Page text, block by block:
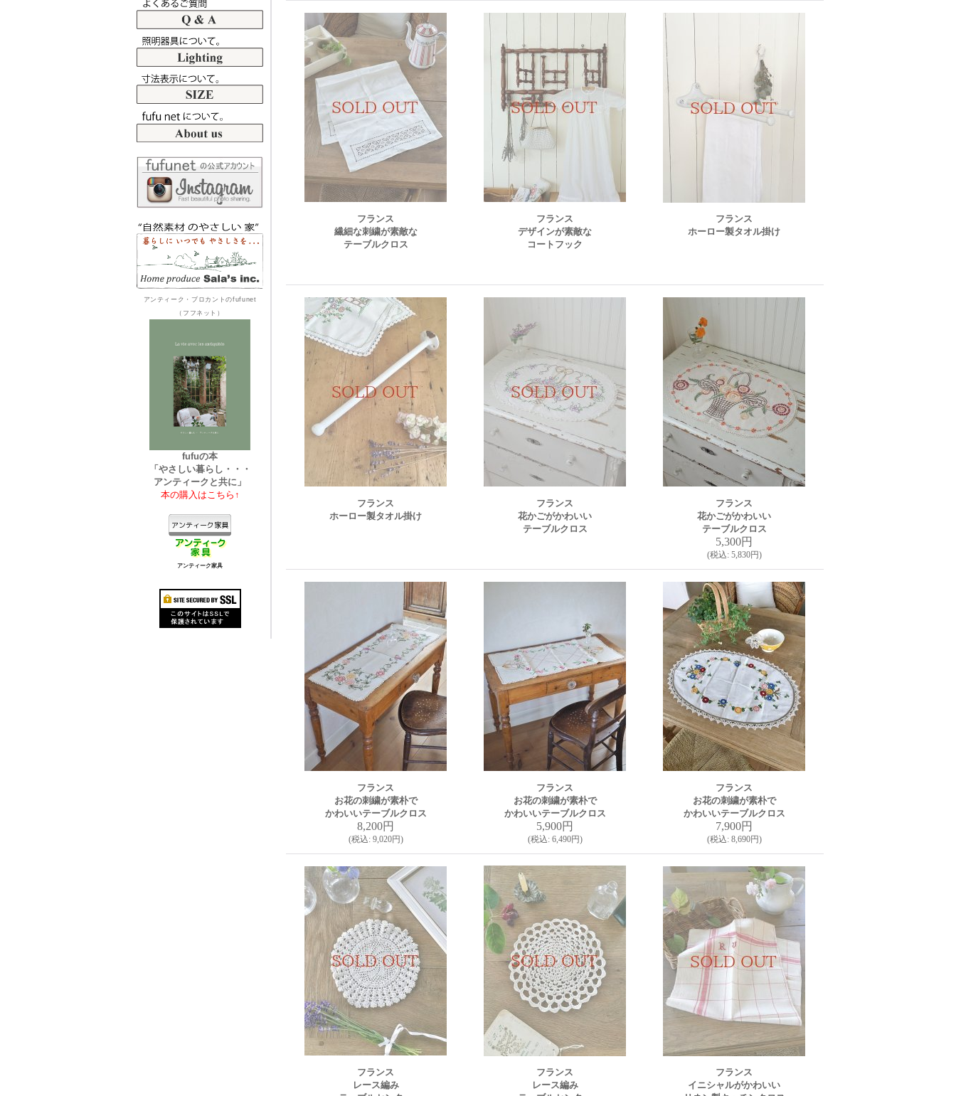
アンティーク・ブロカントのfufunet
（フフネット）
fufuの本
「やさしい暮らし・・・
アンティークと共に」
本の購入はこちら↑
アンティーク家具
フランス
繊細な刺繍が素敵な
テーブルクロス
フランス
デザインが素敵な
コートフック
フランス
ホーロー製タオル掛け
フランス
ホーロー製タオル掛け
フランス
花かごがかわいい
テーブルクロス
フランス
花かごがかわいい
テーブルクロス
5,300円
(税込: 5,830円)
フランス
お花の刺繍が素朴で
かわいいテーブルクロス
8,200円
(税込: 9,020円)
フランス
お花の刺繍が素朴で
かわいいテーブルクロス
5,900円
(税込: 6,490円)
フランス
お花の刺繍が素朴で
かわいいテーブルクロス
7,900円
(税込: 8,690円)
フランス
レース編み
フランス
レース編み
フランス
イニシャルがかわいい